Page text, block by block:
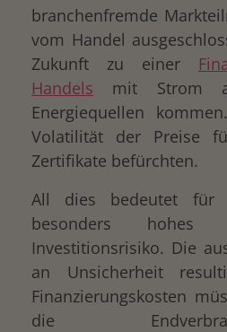
branchenfremde
vom Handel
Zukunft zu einer
Handels mit Strom
Energiequellen
Volatilität der Preise
Zertifikate befürchten.
All dies bedeutet für
besonders hohes
Investitionsrisiko. Die
an Unsicherheit
Finanzierungskosten
die